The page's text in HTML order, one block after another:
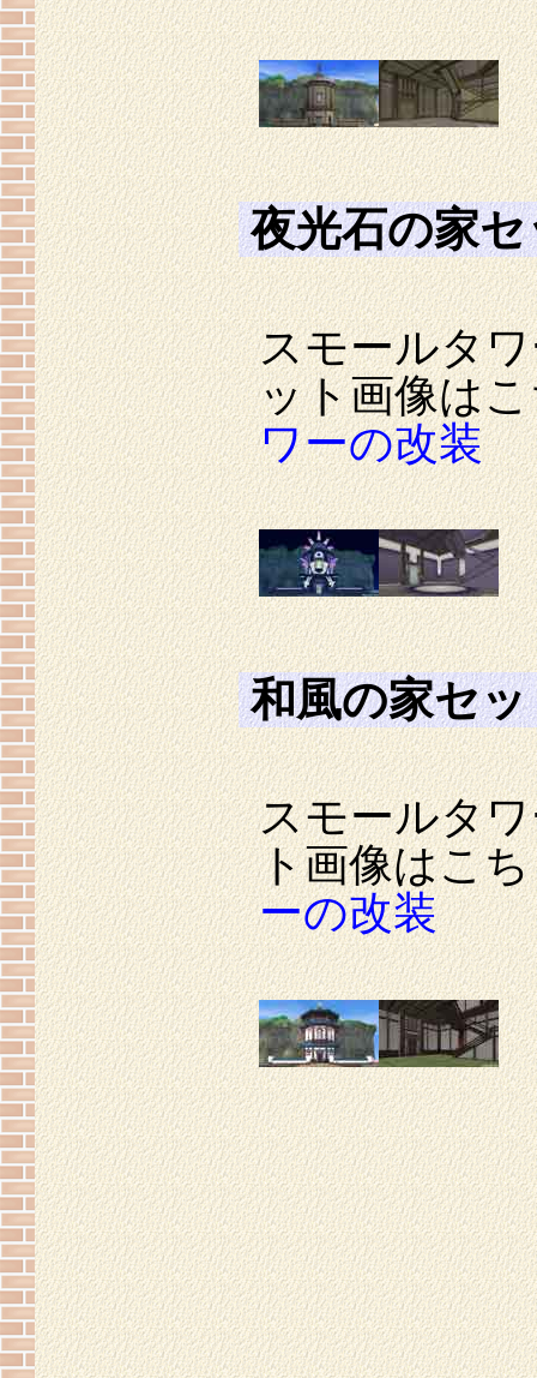
夜光石の家
スモールタ
ット画像は
ワーの改装
和風の家セ
スモールタ
ト画像はこ
ーの改装